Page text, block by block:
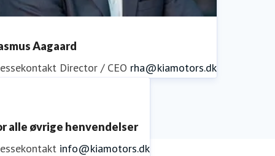
Aagaard
Director / CEO rha@kiamotors.dk
alle øvrige henvendelser
info@kiamotors.dk